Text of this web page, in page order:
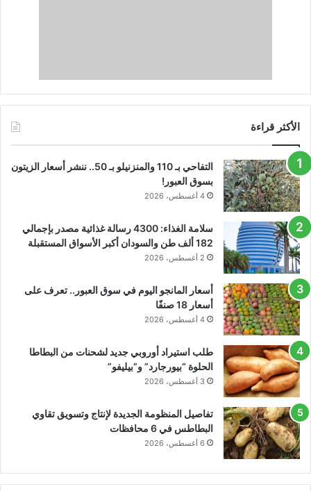
الأكثر قراءة
التفاحي بـ 110 والمنزنيلو بـ 50.. ننشر أسعار الزيتون
بسوق العبور!
4 أغسطس، 2026
سلامة الغذاء: 4300 رسالة غذائية مصدر بإجمالي
182 ألف طن والسودان أكبر الأسواق المستقبلة
2 أغسطس، 2026
أسعار المانجو اليوم في سوق العبور.. تعرف على
أسعار 18 صنفًا
4 أغسطس، 2026
طلب استيراد أوروبي جديد لشحنات من البطاطا
الحلوة “بيورجارد” و”بيليفو”
3 أغسطس، 2026
تفاصيل المنظومة الجديدة لإنتاج وتسويق تقاوي
البطاطس في 6 محافظات
6 أغسطس، 2026